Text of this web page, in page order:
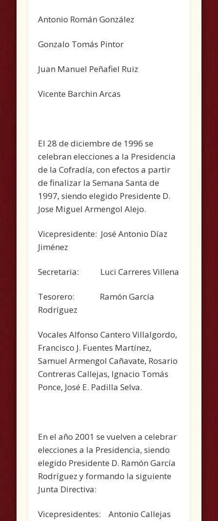
Antonio Román González
Gonzalo Tomás Pintor
Juan Manuel Peñafiel Ruiz
Vicente Barchin Arcas
El 28 de diciembre de 1996 se
celebran elecciones a la Presidencia
de la Cofradía, con efectos a partir
de finalizar la Semana Santa de
1997, siendo elegido Presidente D.
Jose Miguel Armengol Alejo.
Vicepresidente: José Antonio Díaz
Jiménez
Secretaria: Luci Carreres Villena
Tesorero: Ramón García
Rodríguez
Vocales Alfonso Cantero Villalgordo,
Francisco J. Fuentes Martínez,
Samuel Armengol Cañavate, Rosario
Contreras Callejas, Ignacio Tomás
Ponce, José E. Padilla Selva.
En el año 2001 se vuelven a celebrar
elecciones a la Presidencia, siendo
elegido Presidente D. Ramón García
Rodríguez y formando la siguiente
Junta Directiva:
Vicepresidentes: Antonio Callejas